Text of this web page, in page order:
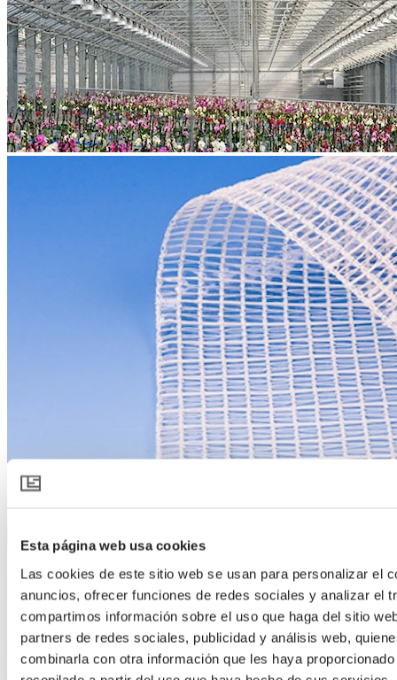
Esta página web usa cookies
Las cookies de este sitio web se usan para personalizar el
anuncios, ofrecer funciones de redes sociales y analizar el
compartimos información sobre el uso que haga del sitio
partners de redes sociales, publicidad y análisis web,
combinarla con otra información que les haya
LUXOUS 2945 R FR
Descargar especificación del producto
Descripción del producto
Retardante de llama, pantalla rodante para ahorro de energía y
transmisión de luz.
Ideal para ahorrar energía – noche y día – diseñado para la
resistencia y laminación suave, las cosechadoras LUXOUS 2945 R
FR cosechan una buena retención de calor con la máxima